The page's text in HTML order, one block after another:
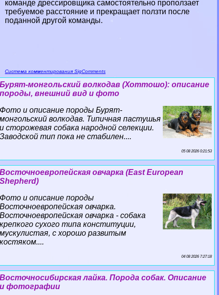
комaнде дрессировщика самостоятельно проползает
требуемое расстояние и прекращает ползти после
поданной другой комaнды.
Система комментирования SigComments
Бурят-монгольский волкодав (Хоттошо): описание
породы, внешний вид и фото
Фото и описание породы Бурят-
монгольский волкодав. Типичная пастушья
и сторожевая собака народной селекции.
Заводской тип пока не стабилен....
05 08 2026 0:21:53
Восточноевропейская овчарка (East European
Shepherd)
Фото и описание породы
Восточноевропейская овчарка.
Восточноевропейская овчарка - собака
крепкого сухого типа конституции,
мускулистая, с хорошо развитым
костяком....
04 08 2026 7:27:18
Восточносибирская лайка. Порода собак. Описание
и фотографии